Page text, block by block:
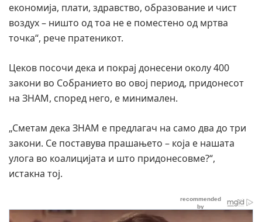
економија, плати, здравство, образование и чист
воздух – ништо од тоа не е поместено од мртва
точка“, рече пратеникот.
Цеков посочи дека и покрај донесени околу 400
закони во Собранието во овој период, придонесот
на ЗНАМ, според него, е минимален.
„Сметам дека ЗНАМ е предлагач на само два до три
закони. Се поставува прашањето – која е нашата
улога во коалицијата и што придонесовме?“,
истакна тој.